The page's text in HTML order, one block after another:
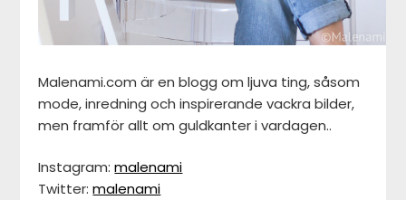
Malenami.com är en blogg om ljuva ting, såsom
mode, inredning och inspirerande vackra bilder,
men framför allt om guldkanter i vardagen..
Instagram:malenami
Twitter:malenami